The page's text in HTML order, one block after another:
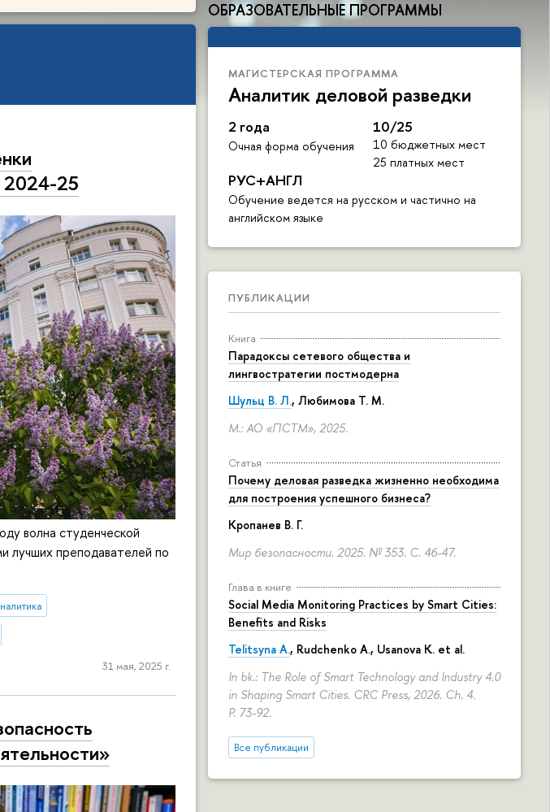
ОБРАЗОВАТЕЛЬНЫЕ ПРОГРАММЫ
МАГИСТЕРСКАЯ ПРОГРАММА
Аналитик деловой разведки
2 года
Очная форма обучения
10/25
10 бюджетных мест
25 платных мест
РУС+АНГЛ
Обучение ведется на русском и частично на
английском языке
ПУБЛИКАЦИИ
Книга
Парадоксы сетевого общества и
лингвостратегии постмодерна
Шульц В. Л., Любимова Т. М.
М.: АО «ПСТМ», 2025.
Статья
Почему деловая разведка жизненно необходима
для построения успешного бизнеса?
Кропанев В. Г.
Мир безопасности. 2025. № 353. С. 46-47.
Глава в книге
Social Media Monitoring Practices by Smart Cities:
Benefits and Risks
Telitsyna A., Rudchenko A., Usanova K. et al.
In bk.: The Role of Smart Technology and Industry 4.0
in Shaping Smart Cities. CRC Press, 2026. Ch. 4.
P. 73-92.
Все публикации
2024-25
волна студенческой
лучших преподавателей по
31 мая, 2025 г.